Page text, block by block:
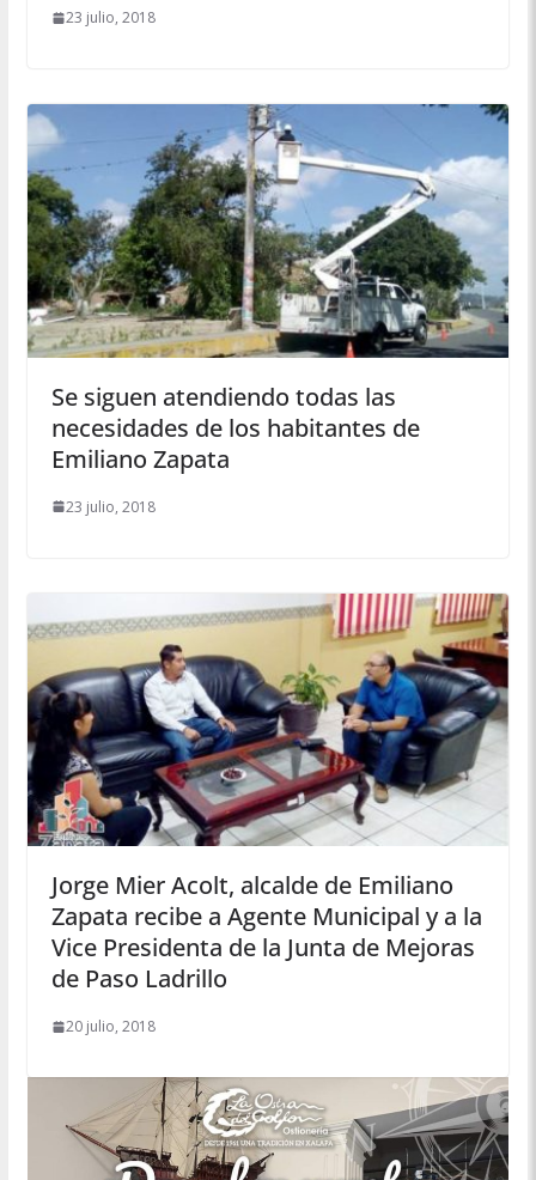
23 julio, 2018
Se siguen atendiendo todas las
necesidades de los habitantes de
Emiliano Zapata
23 julio, 2018
Jorge Mier Acolt, alcalde de Emiliano
Zapata recibe a Agente Municipal y a la
Vice Presidenta de la Junta de Mejoras
de Paso Ladrillo
20 julio, 2018